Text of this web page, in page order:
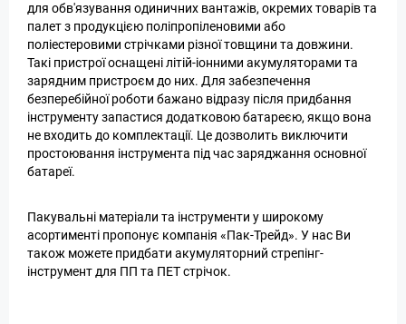
для обв'язування одиничних вантажів, окремих товарів та
палет з продукцією поліпропіленовими або
поліестеровими стрічками різної товщини та довжини.
Такі пристрої оснащені літій-іонними акумуляторами та
зарядним пристроєм до них. Для забезпечення
безперебійної роботи бажано відразу після придбання
інструменту запастися додатковою батареєю, якщо вона
не входить до комплектації. Це дозволить виключити
простоювання інструмента під час заряджання основної
батареї.
Пакувальні матеріали та інструменти у широкому
асортименті пропонує компанія «Пак-Трейд». У нас Ви
також можете придбати акумуляторний стрепінг-
інструмент для ПП та ПЕТ стрічок.